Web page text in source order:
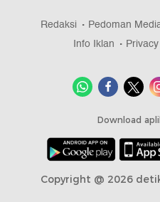
Redaksi Pedoman
Info Iklan
Download
Copyright @ 2026